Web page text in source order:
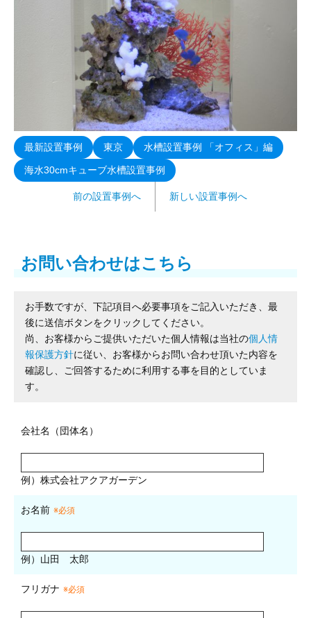
最新設置事例 東京 水槽設置事例 「オフィス」編
海水30cmキューブ水槽設置事例
前の設置事例へ 新しい設置事例へ
お問い合わせはこちら
お手数ですが、下記項目へ必要事項をご記入いただき、最
後に送信ボタンをクリックしてください。
尚、お客様からご提供いただいた個人情報は当社の個人情
報保護方針に従い、お客様からお問い合わせ頂いた内容を
確認し、ご回答するために利用する事を目的としていま
す。
会社名（団体名）
例）株式会社アクアガーデン
お名前 ※必須
例）山田 太郎
フリガナ ※必須